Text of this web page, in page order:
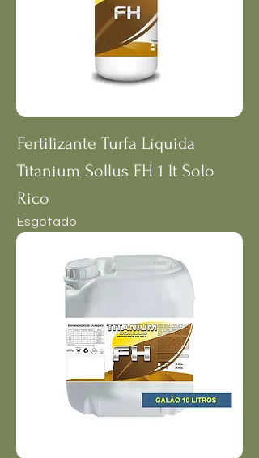
Fertilizante Turfa Líquida
Titanium Sollus FH 1 lt Solo
Rico
Esgotado